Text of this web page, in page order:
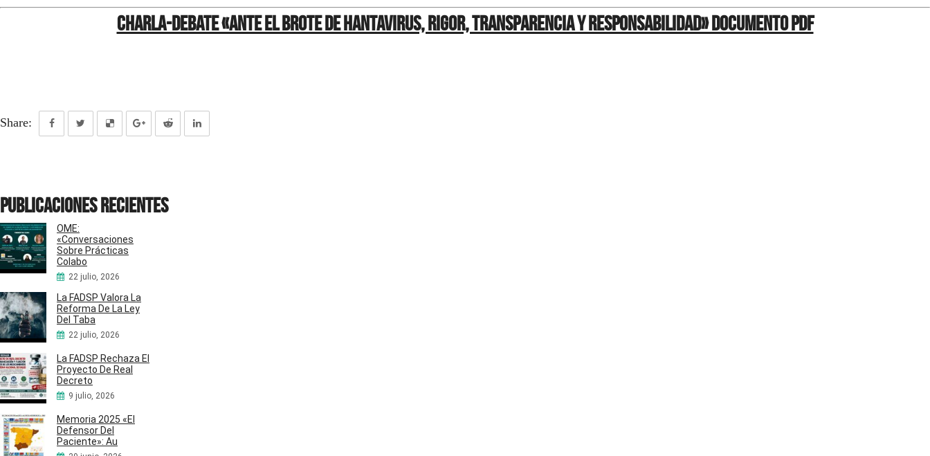
Charla-debate «Ante el brote de hantavirus, rigor, transparencia y responsabilidad» Documento pdf
Share:
Publicaciones recientes
OME:
«Conversaciones
Sobre Prácticas
Colabo
22 julio, 2026
La FADSP Valora La
Reforma De La Ley
Del Taba
22 julio, 2026
La FADSP Rechaza El
Proyecto De Real
Decreto
9 julio, 2026
Memoria 2025 «El
Defensor Del
Paciente»: Au